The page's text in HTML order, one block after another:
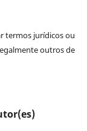
termos jurídicos ou
outros de